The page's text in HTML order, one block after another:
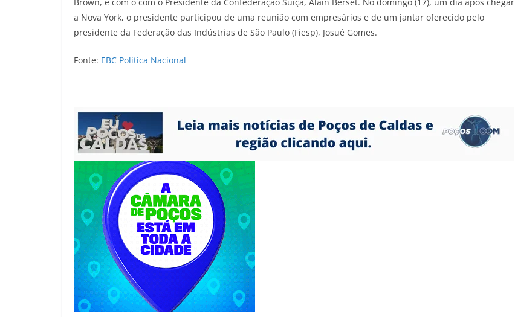
a Nova York, o presidente participou de uma reunião com empresários e de um jantar oferecido pelo
presidente da Federação das Indústrias de São Paulo (Fiesp), Josué Gomes.
Fonte: EBC Política Nacional